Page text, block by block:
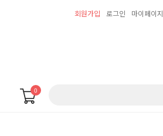
회원가입 로그인 마이페이지
0